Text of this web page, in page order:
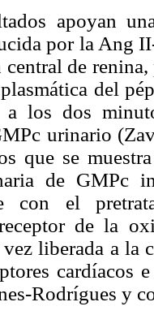
apoyan
por la Ang
central de
del
los dos
urinario
que se
de GMPc
con el
de la
liberada a la
Rodrígues y